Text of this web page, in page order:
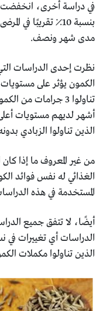
‏بنسبة 10٪ تقريبًا
‏مدى شهر ونصف.‏
‏الكمون يؤثر على
‏تناولوا 3 جرامات
‏الذين تناولوا الزبادي
من غير المعروف ما إذا
‏الغذائي له نفس فوائد
‏المستخدمة في هذه
أيضًا، لا تتفق جميع
‏الدراسات أي تغييرات في
الذين تناولوا مكملات